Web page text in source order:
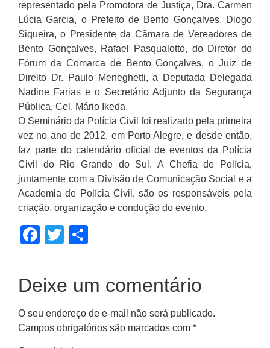
representado pela Promotora de Justiça, Dra. Carmen
Lúcia Garcia, o Prefeito de Bento Gonçalves, Diogo
Siqueira, o Presidente da Câmara de Vereadores de
Bento Gonçalves, Rafael Pasqualotto, do Diretor do
Fórum da Comarca de Bento Gonçalves, o Juiz de
Direito Dr. Paulo Meneghetti, a Deputada Delegada
Nadine Farias e o Secretário Adjunto da Segurança
Pública, Cel. Mário Ikeda.
O Seminário da Polícia Civil foi realizado pela primeira
vez no ano de 2012, em Porto Alegre, e desde então,
faz parte do calendário oficial de eventos da Polícia
Civil do Rio Grande do Sul. A Chefia de Polícia,
juntamente com a Divisão de Comunicação Social e a
Academia de Polícia Civil, são os responsáveis pela
criação, organização e condução do evento.
Facebook
Twitter
Deixe um comentário
O seu endereço de e-mail não será publicado.
Campos obrigatórios são marcados com *